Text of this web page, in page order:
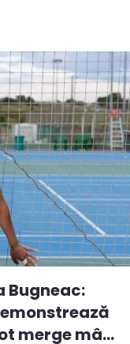
Bugneac:
merge mâ...